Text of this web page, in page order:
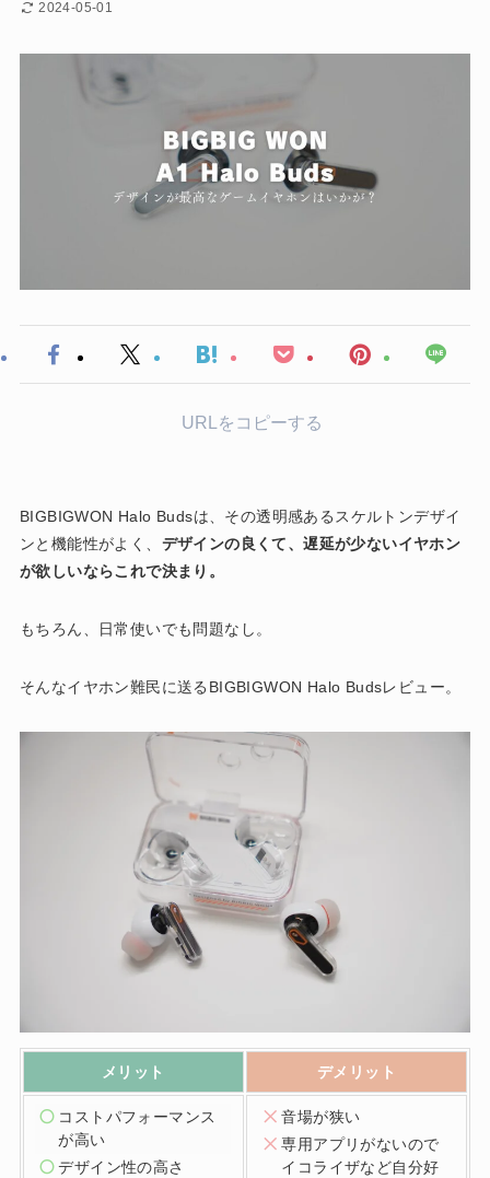
2024-05-01
URLをコピーする
BIGBIGWON Halo Budsは、その透明感あるスケルトンデザイ
ンと機能性がよく、 デザインの良くて、遅延が少ないイヤホン
が欲しいならこれで決まり。
もちろん、日常使いでも問題なし。
そんなイヤホン難民に送るBIGBIGWON Halo Budsレビュー。
メリット デメリット
コストパフォーマンス
が高い
デザイン性の高さ
音場が狭い
専用アプリがないので
イコライザなど自分好